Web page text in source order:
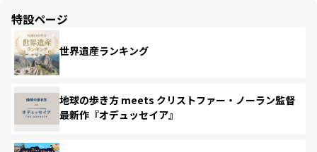
特設ページ
世界遺産ランキング
地球の歩き方 meets クリストファー・ノーラン監督
最新作『オデュッセイア』